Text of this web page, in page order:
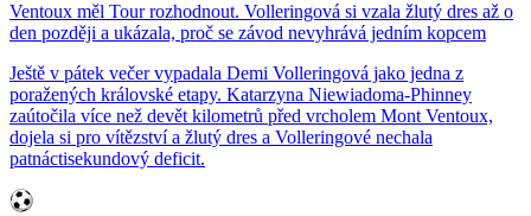
Ventoux měl Tour rozhodnout. Volleringová si vzala žlutý dres až o
den později a ukázala, proč se závod nevyhrává jedním kopcem
Ještě v pátek večer vypadala Demi Volleringová jako jedna z
poražených královské etapy. Katarzyna Niewiadoma-Phinney
zaútočila více než devět kilometrů před vrcholem Mont Ventoux,
dojela si pro vítězství a žlutý dres a Volleringové nechala
patnáctisekundový deficit.